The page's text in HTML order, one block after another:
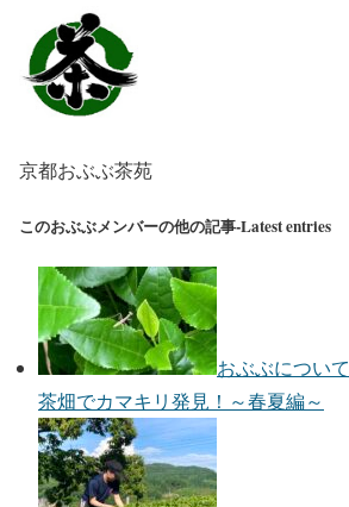
京都おぶぶ茶苑
このおぶぶメンバーの他の記事-Latest entries
おぶぶについて
茶畑でカマキリ発見！～春夏編～